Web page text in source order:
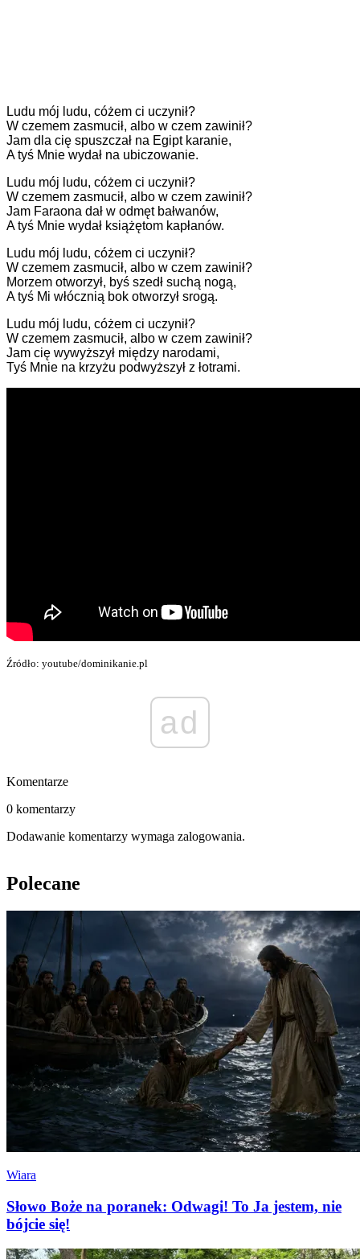
Ludu mój ludu, cóżem ci uczynił?
W czemem zasmucił, albo w czem zawinił?
Jam dla cię spuszczał na Egipt karanie,
A tyś Mnie wydał na ubiczowanie.
Ludu mój ludu, cóżem ci uczynił?
W czemem zasmucił, albo w czem zawinił?
Jam Faraona dał w odmęt bałwanów,
A tyś Mnie wydał książętom kapłanów.
Ludu mój ludu, cóżem ci uczynił?
W czemem zasmucił, albo w czem zawinił?
Morzem otworzył, byś szedł suchą nogą,
A tyś Mi włócznią bok otworzył srogą.
Ludu mój ludu, cóżem ci uczynił?
W czemem zasmucił, albo w czem zawinił?
Jam cię wywyższył między narodami,
Tyś Mnie na krzyżu podwyższył z łotrami.
Źródło: youtube/dominikanie.pl
ad
Komentarze
0 komentarzy
Dodawanie komentarzy wymaga zalogowania.
Polecane
Wiara
Słowo Boże na poranek: Odwagi! To Ja jestem, nie
bójcie się!